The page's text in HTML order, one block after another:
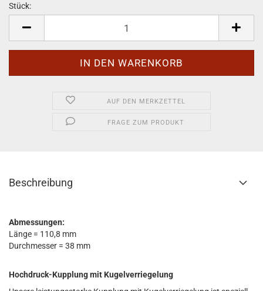
Stück:
AUF DEN MERKZETTEL
FRAGE ZUM PRODUKT
Beschreibung
Abmessungen:
Länge = 110,8 mm
Durchmesser = 38 mm
Hochdruck-Kupplung mit Kugelverriegelung